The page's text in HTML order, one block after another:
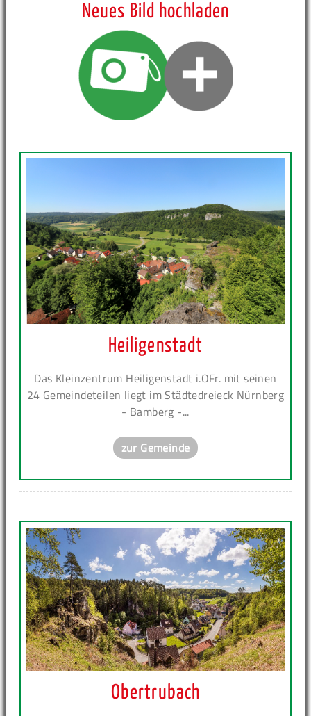
Neues Bild hochladen
Heiligenstadt
Das Kleinzentrum Heiligenstadt i.OFr. mit seinen
24 Gemeindeteilen liegt im Städtedreieck Nürnberg
- Bamberg -...
zur Gemeinde
Obertrubach